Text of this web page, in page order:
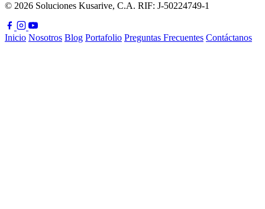
© 2026 Soluciones Kusarive, C.A. RIF: J-50224749-1
Inicio Nosotros Blog Portafolio Preguntas Frecuentes Contáctanos